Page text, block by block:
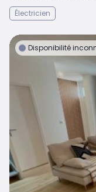
Électricien
Disponibilité